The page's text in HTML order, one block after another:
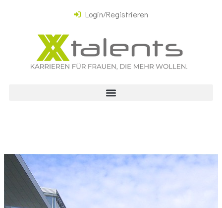
Login/Registrieren